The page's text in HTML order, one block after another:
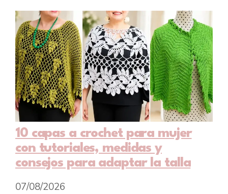
10 capas a crochet para mujer
con tutoriales, medidas y
consejos para adaptar la talla
07/08/2026